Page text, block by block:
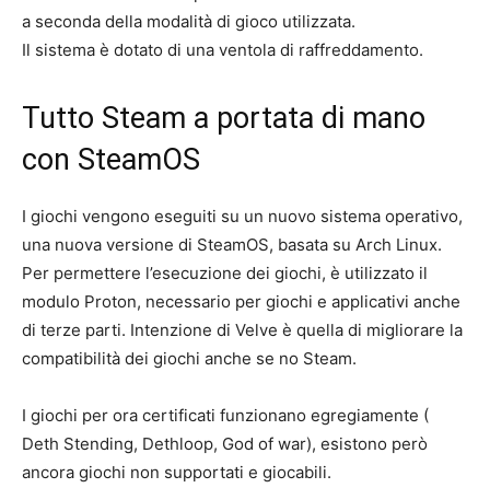
a seconda della modalità di gioco utilizzata.
Il sistema è dotato di una ventola di raffreddamento.
Tutto Steam a portata di mano
con SteamOS
I giochi vengono eseguiti su un nuovo sistema operativo,
una nuova versione di SteamOS, basata su Arch Linux.
Per permettere l’esecuzione dei giochi, è utilizzato il
modulo Proton, necessario per giochi e applicativi anche
di terze parti. Intenzione di Velve è quella di migliorare la
compatibilità dei giochi anche se no Steam.
I giochi per ora certificati funzionano egregiamente (
Deth Stending, Dethloop, God of war), esistono però
ancora giochi non supportati e giocabili.